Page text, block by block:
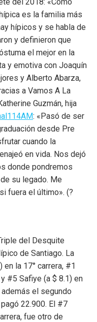
es la familia más
hípicos y se habla de
y definieron que
el mejor en la
y emotiva con Joaquín
y Alberto Abarza,
a Vamos A La
Guzmán, hija
: «Pasó de ser
desde Pre
cuando la
en vida. Nos dejó
donde pondremos
su legado. Me
fuera el último». (?
del Desquite
de Santiago. La
la 17° carrera, #1
#5 Safiye (a $ 8.1) en
el segundo
22.900. El #7
fue otro de